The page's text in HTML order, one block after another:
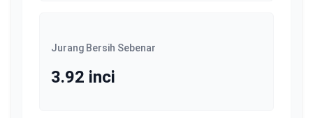
Jurang Bersih Sebenar
3.92 inci